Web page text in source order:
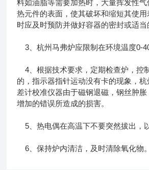
料如油脂等需要加热时，大量挥发性
热元件的表面，使其破坏和缩短其使
时应及时预防并做好容器的密封或适当
3、杭州马弗炉应限制在环境温度0-
4、根据技术要求，定期检查炉，控
的，指示器指针运动没有卡的现象，
差计校准仪器由于磁钢退磁，钢丝肿
增加的错误所造成的损害。
5、热电偶在高温下不要突然拔出，
6、保持炉内清洁，及时清除氧化物。